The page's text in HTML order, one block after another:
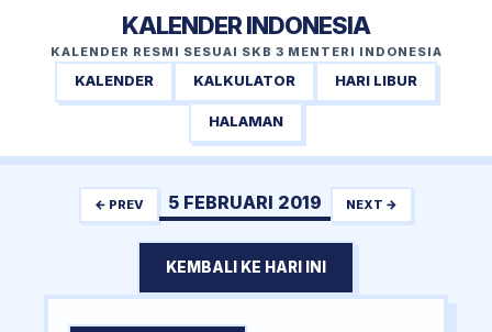
KALENDER INDONESIA
KALENDER RESMI SESUAI SKB 3 MENTERI INDONESIA
KALENDER KALKULATOR HARI LIBUR
HALAMAN
← PREV 5 FEBRUARI 2019 NEXT →
KEMBALI KE HARI INI